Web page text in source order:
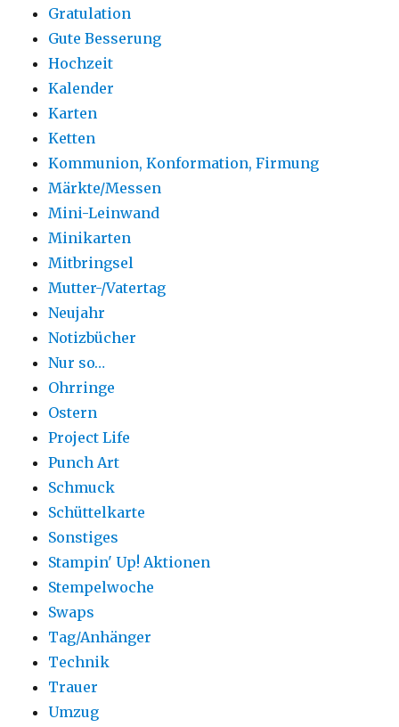
Gratulation
Gute Besserung
Hochzeit
Kalender
Karten
Ketten
Kommunion, Konformation, Firmung
Märkte/Messen
Mini-Leinwand
Minikarten
Mitbringsel
Mutter-/Vatertag
Neujahr
Notizbücher
Nur so…
Ohrringe
Ostern
Project Life
Punch Art
Schmuck
Schüttelkarte
Sonstiges
Stampin' Up! Aktionen
Stempelwoche
Swaps
Tag/Anhänger
Technik
Trauer
Umzug